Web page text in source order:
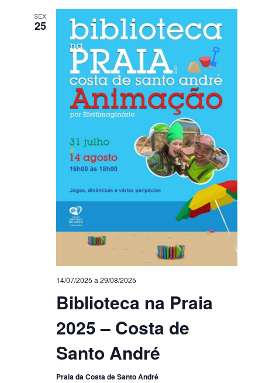
SEX
25
Biblioteca na Praia
2025 – Costa de
Santo André
14/07/2025 a 29/08/2025
Praia da Costa de Santo André